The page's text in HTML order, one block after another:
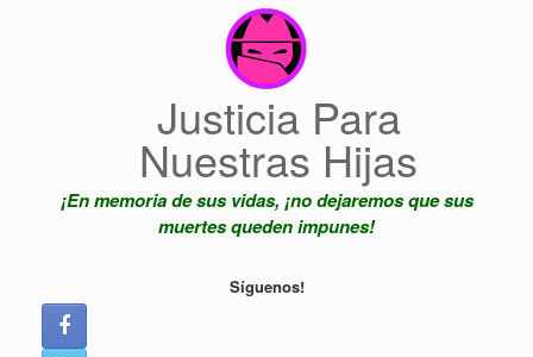
Justicia Para
Nuestras Hijas
¡En memoria de sus vidas, ¡no dejaremos que sus
muertes queden impunes!
Síguenos!